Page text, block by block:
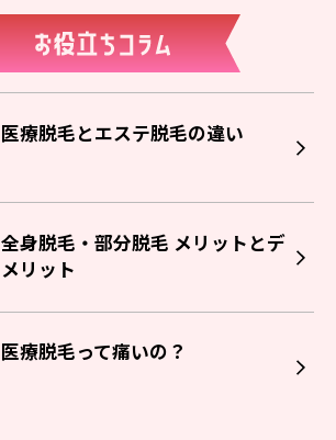
医療脱毛とエステ脱毛の違い
全身脱毛・部分脱毛 メリットとデ
メリット
医療脱毛って痛いの？